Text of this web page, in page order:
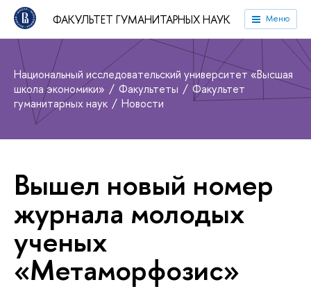
ФАКУЛЬТЕТ ГУМАНИТАРНЫХ НАУК Меню
Национальный исследовательский университет «Высшая
школа экономики»
Факультеты
Факультет
гуманитарных наук
Новости
Вышел новый номер
журнала молодых
ученых
«Метаморфозис»